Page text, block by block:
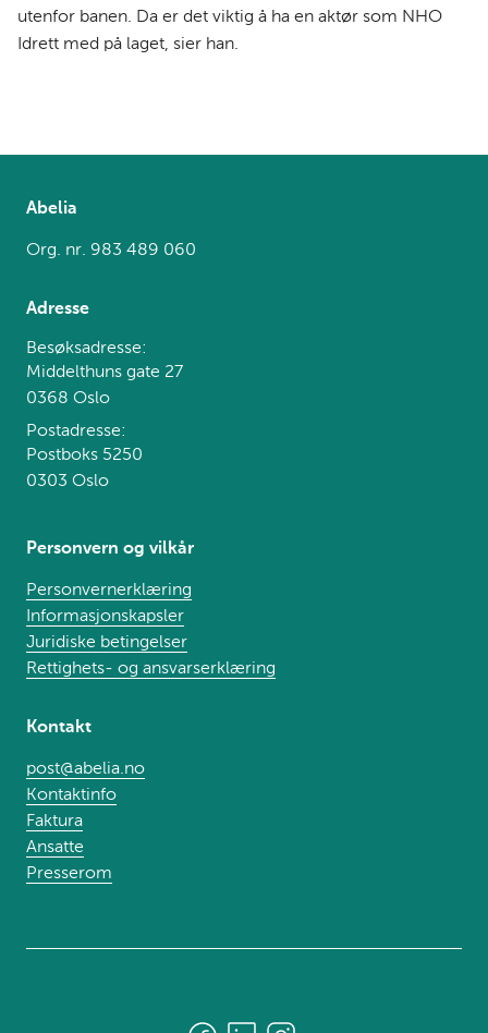
utenfor banen. Da er det viktig å ha en aktør som NHO
Idrett med på laget, sier han.
Abelia
Org. nr. 983 489 060
Adresse
Besøksadresse:
Middelthuns gate 27
0368 Oslo
Postadresse:
Postboks 5250
0303 Oslo
Personvern og vilkår
Personvernerklæring
Informasjonskapsler
Juridiske betingelser
Rettighets- og ansvarserklæring
Kontakt
post@abelia.no
Kontaktinfo
Faktura
Ansatte
Presserom